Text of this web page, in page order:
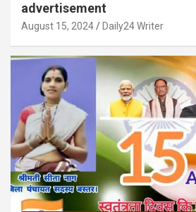
advertisement
August 15, 2024 Daily24 Writer